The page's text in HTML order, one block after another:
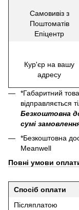
Самовивіз з
Поштоматів
Епіцентр
Кур'єр на вашу
адресу
*Габаритний
відправляється
Безкоштовна
сумі
*Безкоштовна
Meanwell
Повні умови
Спосіб оплати
Післяплатою